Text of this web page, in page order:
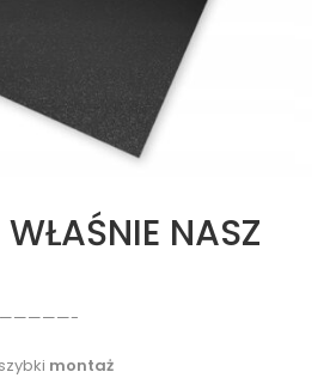
NASZ
montaż